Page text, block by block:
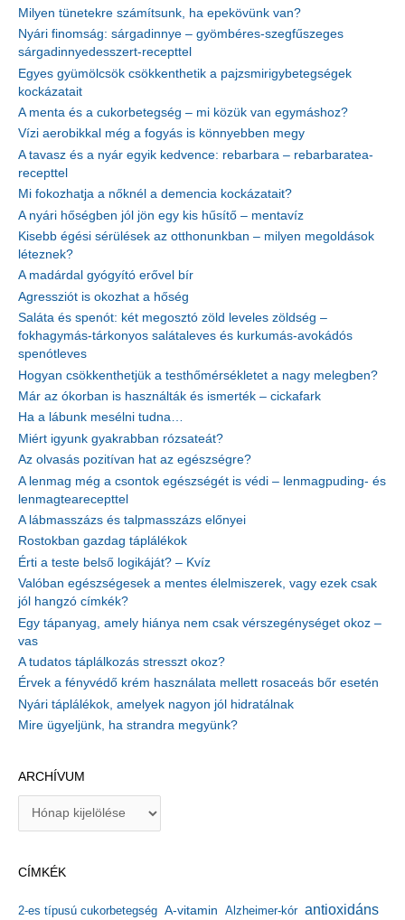
Milyen tünetekre számítsunk, ha epekövünk van?
Nyári finomság: sárgadinnye – gyömbéres-szegfűszeges
sárgadinnyedesszert-recepttel
Egyes gyümölcsök csökkenthetik a pajzsmirigybetegségek
kockázatait
A menta és a cukorbetegség – mi közük van egymáshoz?
Vízi aerobikkal még a fogyás is könnyebben megy
A tavasz és a nyár egyik kedvence: rebarbara – rebarbaratea-
recepttel
Mi fokozhatja a nőknél a demencia kockázatait?
A nyári hőségben jól jön egy kis hűsítő – mentavíz
Kisebb égési sérülések az otthonunkban – milyen megoldások
léteznek?
A madárdal gyógyító erővel bír
Agressziót is okozhat a hőség
Saláta és spenót: két megosztó zöld leveles zöldség –
fokhagymás-tárkonyos salátaleves és kurkumás-avokádós
spenótleves
Hogyan csökkenthetjük a testhőmérsékletet a nagy melegben?
Már az ókorban is használták és ismerték – cickafark
Ha a lábunk mesélni tudna…
Miért igyunk gyakrabban rózsateát?
Az olvasás pozitívan hat az egészségre?
A lenmag még a csontok egészségét is védi – lenmagpuding- és
lenmagtearecepttel
A lábmasszázs és talpmasszázs előnyei
Rostokban gazdag táplálékok
Érti a teste belső logikáját? – Kvíz
Valóban egészségesek a mentes élelmiszerek, vagy ezek csak
jól hangzó címkék?
Egy tápanyag, amely hiánya nem csak vérszegénységet okoz –
vas
A tudatos táplálkozás stresszt okoz?
Érvek a fényvédő krém használata mellett rosaceás bőr esetén
Nyári táplálékok, amelyek nagyon jól hidratálnak
Mire ügyeljünk, ha strandra megyünk?
ARCHÍVUM
í
u
CÍMKÉK
2-es típusú cukorbetegség A-vitamin Alzheimer-kór antioxidáns